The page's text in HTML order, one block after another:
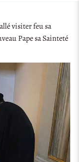
visiter feu sa
Pape sa Sainteté